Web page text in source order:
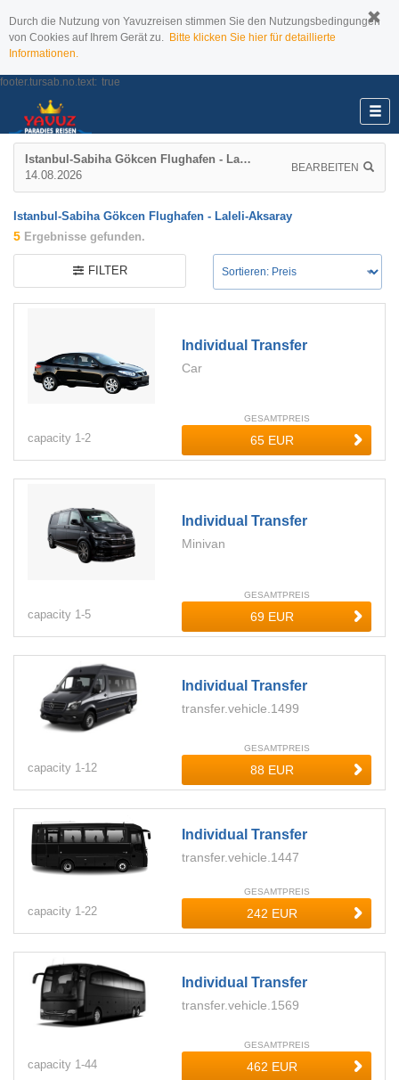
Durch die Nutzung von Yavuzreisen stimmen Sie den Nutzungsbedingungen
von Cookies auf Ihrem Gerät zu. Bitte klicken Sie hier für detaillierte
Informationen.
footer.tursab.no.text: true
Istanbul-Sabiha Gökcen Flughafen - Laleli-Aksaray
14.08.2026
BEARBEITEN
Istanbul-Sabiha Gökcen Flughafen - Laleli-Aksaray
5 Ergebnisse gefunden.
FILTER
Individual Transfer
Car
capacity 1-2
GESAMTPREIS
Individual Transfer
Minivan
capacity 1-5
GESAMTPREIS
Individual Transfer
transfer.vehicle.1499
capacity 1-12
GESAMTPREIS
Individual Transfer
transfer.vehicle.1447
capacity 1-22
GESAMTPREIS
Individual Transfer
transfer.vehicle.1569
capacity 1-44
GESAMTPREIS